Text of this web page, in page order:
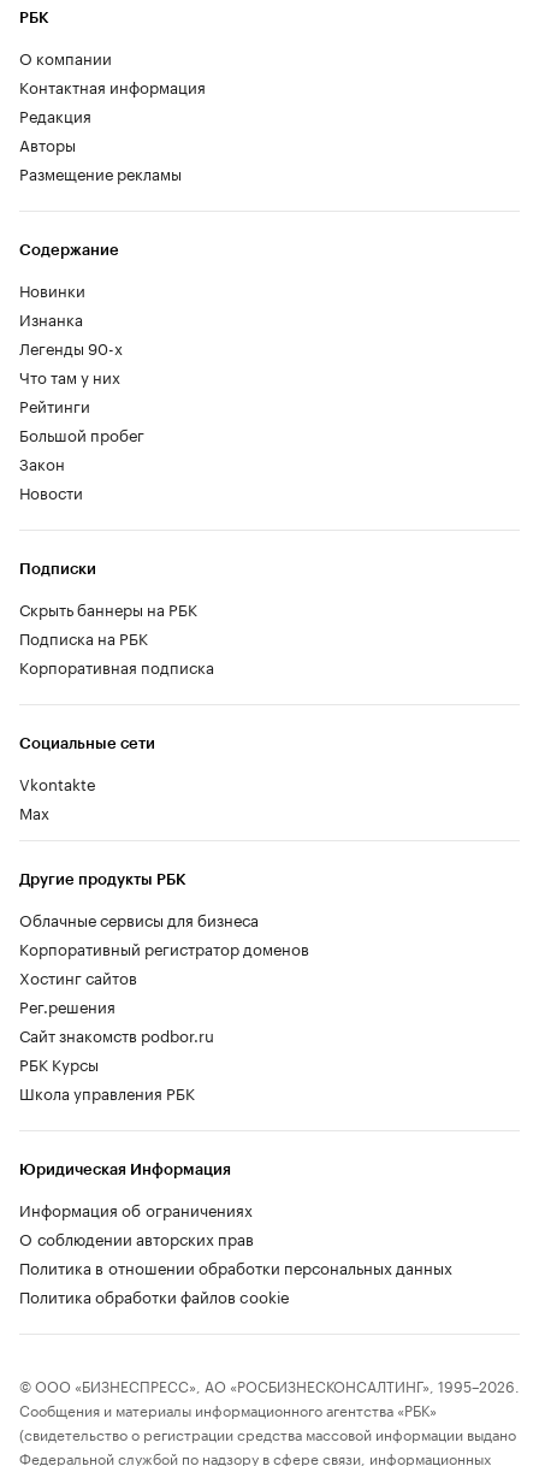
РБК
О компании
Контактная информация
Редакция
Авторы
Размещение рекламы
Содержание
Новинки
Изнанка
Легенды 90-х
Что там у них
Рейтинги
Большой пробег
Закон
Новости
Социальные сети
Vkontakte
Max
Другие продукты РБК
Облачные сервисы для бизнеса
Корпоративный регистратор доменов
Хостинг сайтов
Рег.решения
Сайт знакомств podbor.ru
РБК Курсы
Школа управления РБК
Подписки
Скрыть баннеры на РБК
Подписка на РБК
Корпоративная подписка
Юридическая Информация
Информация об ограничениях
О соблюдении авторских прав
Политика в отношении обработки персональных данных
Политика обработки файлов cookie
© ООО «БИЗНЕСПРЕСС», АО «РОСБИЗНЕСКОНСАЛТИНГ», 1995–2026.
Сообщения и материалы информационного агентства «РБК»
(свидетельство о регистрации средства массовой информации выдано
Федеральной службой по надзору в сфере связи, информационных